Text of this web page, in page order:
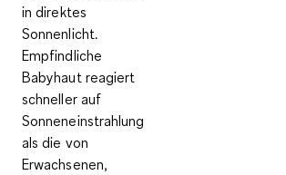
in direktes
Sonnenlicht.
Empfindliche
Babyhaut reagiert
schneller auf
Sonneneinstrahlung
als die von
Erwachsenen,